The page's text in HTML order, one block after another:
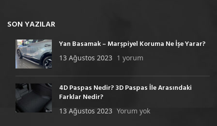
SON YAZILAR
Yan Basamak – Marşpiyel Koruma Ne İşe Yarar?
13 Ağustos 2023 1 yorum
4D Paspas Nedir? 3D Paspas İle Arasındaki
Farklar Nedir?
13 Ağustos 2023 Yorum yok